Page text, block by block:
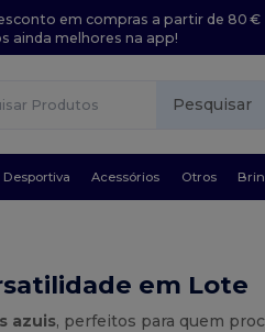
em compras a partir de 80 €
ainda melhores na app!
Pesquisar
Desportiva Acessórios Otros
em Lote
azuis, perfeitos para quem